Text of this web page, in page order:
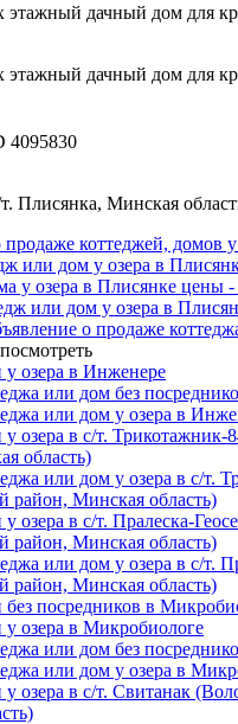
дачный дом для
дачный дом для
4095830
т. Плисянка, Минская
коттеджей, домов
или дом у озера в
у озера в Плисянке цены
или дом у озера в
о продаже
озера в Инженере
или дом без
или дом у озера в
озера в с/т.
область)
или дом у озера в с/т.
район, Минская область)
озера в с/т. Пралеска-
район, Минская область)
или дом у озера в с/т.
район, Минская область)
посредников в
озера в Микробиологе
или дом без
или дом у озера в
озера в с/т. Свитанак